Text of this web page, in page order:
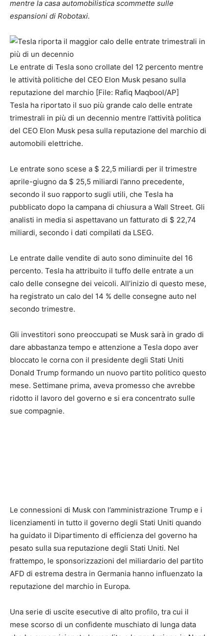
mentre la casa automobilistica scommette sulle
espansioni di Robotaxi.
Le entrate di Tesla sono crollate del 12 percento mentre
le attività politiche del CEO Elon Musk pesano sulla
reputazione del marchio [File: Rafiq Maqbool/AP]
Tesla ha riportato il suo più grande calo delle entrate
trimestrali in più di un decennio mentre l’attività politica
del CEO Elon Musk pesa sulla reputazione del marchio di
automobili elettriche.
Le entrate sono scese a $ 22,5 miliardi per il trimestre
aprile-giugno da $ 25,5 miliardi l’anno precedente,
secondo il suo rapporto sugli utili, che Tesla ha
pubblicato dopo la campana di chiusura a Wall Street. Gli
analisti in media si aspettavano un fatturato di $ 22,74
miliardi, secondo i dati compilati da LSEG.
Le entrate dalle vendite di auto sono diminuite del 16
percento. Tesla ha attribuito il tuffo delle entrate a un
calo delle consegne dei veicoli. All’inizio di questo mese,
ha registrato un calo del 14 % delle consegne auto nel
secondo trimestre.
Gli investitori sono preoccupati se Musk sarà in grado di
dare abbastanza tempo e attenzione a Tesla dopo aver
bloccato le corna con il presidente degli Stati Uniti
Donald Trump formando un nuovo partito politico questo
mese. Settimane prima, aveva promesso che avrebbe
ridotto il lavoro del governo e si era concentrato sulle
sue compagnie.
Le connessioni di Musk con l’amministrazione Trump e i
licenziamenti in tutto il governo degli Stati Uniti quando
ha guidato il Dipartimento di efficienza del governo ha
pesato sulla sua reputazione degli Stati Uniti. Nel
frattempo, le sponsorizzazioni del miliardario del partito
AFD di estrema destra in Germania hanno influenzato la
reputazione del marchio in Europa.
Una serie di uscite esecutive di alto profilo, tra cui il
mese scorso di un confidente muschiato di lunga data